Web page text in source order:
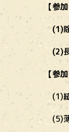
【参
(1)
(2)
【参
(1)
(5)